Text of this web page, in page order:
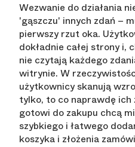
Wezwanie do działania
'gąszczu' innych zdań –
pierwszy rzut oka.
dokładnie całej strony i,
nie czytają każdego
witrynie. W
użytkownicy skanują
tylko, to co naprawdę ich
gotowi do zakupu chcą
szybkiego i łatwego
koszyka i złożenia